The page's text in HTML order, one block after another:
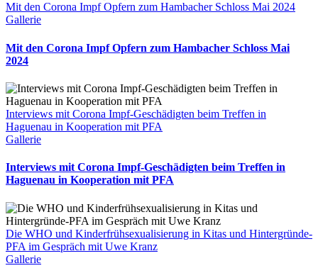
Mit den Corona Impf Opfern zum Hambacher Schloss Mai 2024
Gallerie
Mit den Corona Impf Opfern zum Hambacher Schloss Mai
2024
Interviews mit Corona Impf-Geschädigten beim Treffen in
Haguenau in Kooperation mit PFA
Gallerie
Interviews mit Corona Impf-Geschädigten beim Treffen in
Haguenau in Kooperation mit PFA
Die WHO und Kinderfrühsexualisierung in Kitas und Hintergründe-
PFA im Gespräch mit Uwe Kranz
Gallerie